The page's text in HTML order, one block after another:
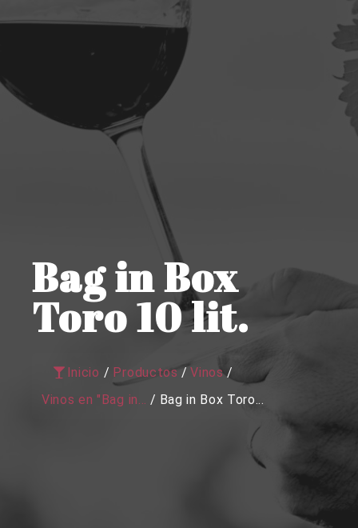
Bag in Box
Toro 10 lit.
Inicio / Productos / Vinos /
Vinos en "Bag in...
/ Bag in Box Toro...